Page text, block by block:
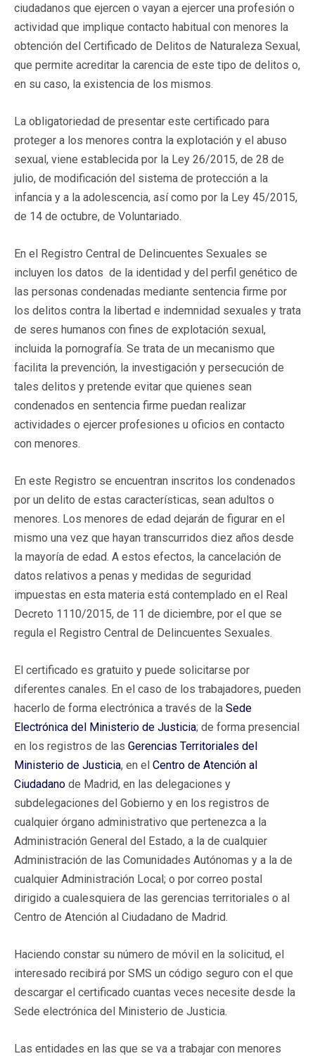
ciudadanos que ejercen o vayan a ejercer una profesión o
actividad que implique contacto habitual con menores la
obtención del Certificado de Delitos de Naturaleza Sexual,
que permite acreditar la carencia de este tipo de delitos o,
en su caso, la existencia de los mismos.
​La obligatoriedad de presentar este certificado para
proteger a los menores contra la explotación y el abuso
sexual, viene establecida por la Ley 26/2015, de 28 de
julio, de modificación del sistema de protección a la
infancia y a la adolescencia, así como por la Ley 45/2015,
de 14 de octubre, de Voluntariado.
En el Registro Central de Delincuentes Sexuales se
incluyen los datos de la identidad y del perfil genético de
las personas condenadas mediante sentencia firme por
los delitos contra la libertad e indemnidad sexuales y trata
de seres humanos con fines de explotación sexual,
incluida la pornografía. Se trata de un mecanismo que
facilita la prevención, la investigación y persecución de
tales delitos y pretende evitar que quienes sean
condenados en sentencia firme puedan realizar
actividades o ejercer profesiones u oficios en contacto
con menores.
En este Registro se encuentran inscritos los condenados
por un delito de estas características, sean adultos o
menores. Los menores de edad dejarán de figurar en el
mismo una vez que hayan transcurridos diez años desde
la mayoría de edad. A estos efectos, la cancelación de
datos relativos a penas y medidas de seguridad
impuestas en esta materia está contemplado en el Real
Decreto 1110/2015, de 11 de diciembre, por el que se
regula el Registro Central de Delincuentes Sexuales.
El certificado es gratuito y puede solicitarse por
diferentes canales. En el caso de los trabajadores, pueden
hacerlo de forma electrónica a través de la Sede
Electrónica del Ministerio de Justicia; de forma presencial
en los registros de las Gerencias Territoriales del
Ministerio de Justicia, en el Centro de Atención al
Ciudadano de Madrid, en las delegaciones y
subdelegaciones del Gobierno y en los registros de
cualquier órgano administrativo que pertenezca a la
Administración General del Estado, a la de cualquier
Administración de las Comunidades Autónomas y a la de
cualquier Administración Local; o por correo postal
dirigido a cualesquiera de las gerencias territoriales o al
Centro de Atención al Ciudadano de Madrid.
Haciendo constar su número de móvil en la solicitud, el
interesado recibirá por SMS un código seguro con el que
descargar el certificado cuantas veces necesite desde la
Sede electrónica del Ministerio de Justicia.
Las entidades en las que se va a trabajar con menores